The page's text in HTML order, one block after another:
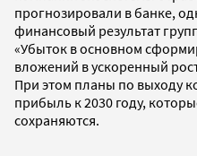
прогнозировали в банке,
финансовый результат
«Убыток в основном
вложений в ускоренный
При этом планы по выходу
прибыль к 2030 году,
сохраняются.